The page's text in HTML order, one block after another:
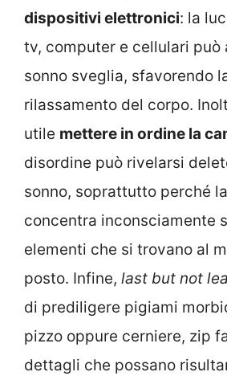
dispositivi elettronici: la
tv, computer e cellulari
sonno sveglia, sfavorendo
rilassamento del corpo.
utile mettere in ordine la
disordine può rivelarsi
sonno, soprattutto perché
concentra inconsciamente
elementi che si trovano al
posto. Infine, last but not
di prediligere pigiami
pizzo oppure cerniere, zip
dettagli che possano